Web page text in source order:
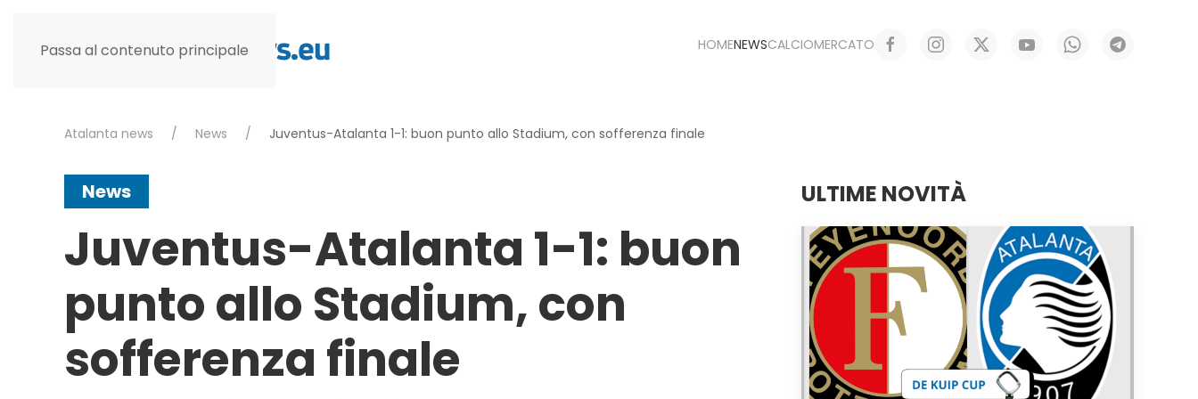
Passa al contenuto principale HOMENEWSCALCIOMERCATO
Atalanta news News Juventus-Atalanta 1-1: buon punto allo Stadium, con sofferenza finale
News
Juventus-Atalanta 1-1: buon
punto allo Stadium, con
sofferenza finale
ULTIME NOVITÀ